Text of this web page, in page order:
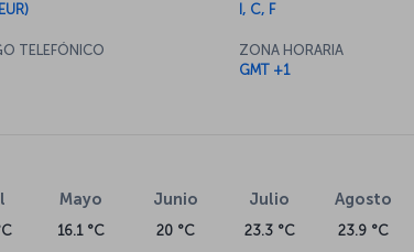
TELEFÓNICO
I, C, F
ZONA HORARIA
GMT +1
Mayo
16.1 °C
Junio
20 °C
Julio
23.3 °C
Agosto
23.9 °C